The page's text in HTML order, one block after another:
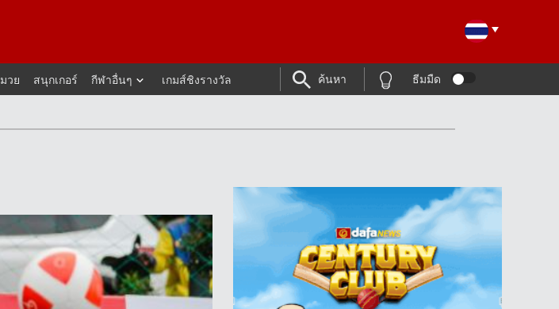
มวย สนุกเกอร์ กีฬาอื่นๆ
เกมส์ชิงรางวัล
ค้นหา ธีมมืด